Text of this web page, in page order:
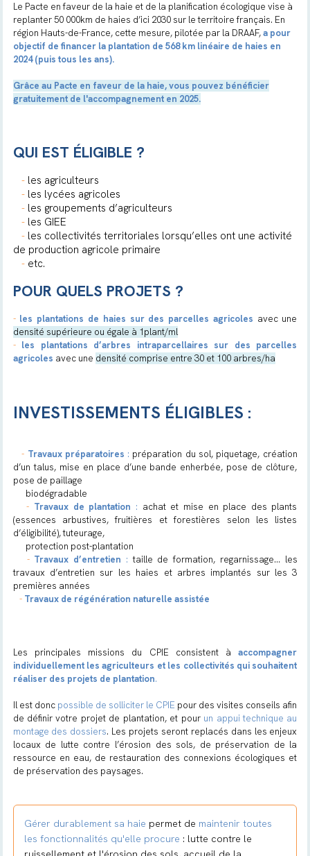
Le Pacte en faveur de la haie et de la planification écologique vise à
replanter 50 000km de haies d’ici 2030 sur le territoire français. En
région Hauts-de-France, cette mesure, pilotée par la DRAAF, a pour
objectif de financer la plantation de 568 km linéaire de haies en
2024 (puis tous les ans).
Grâce au Pacte en faveur de la haie, vous pouvez bénéficier
gratuitement de l'accompagnement en 2025.
QUI EST ÉLIGIBLE ?
-les agriculteurs
-les lycées agricoles
-les groupements d’agriculteurs
- les GIEE
-les collectivités territoriales lorsqu’elles ont une activité
de production agricole primaire
-etc.
POUR QUELS PROJETS ?
- les plantations de haies sur des parcelles agricoles avec une
densité supérieure ou égale à 1plant/ml
- les plantations d’arbres intraparcellaires sur des parcelles
agricoles avec une densité comprise entre 30 et 100 arbres/ha
INVESTISSEMENTS ÉLIGIBLES :
- Travaux préparatoires : préparation du sol, piquetage, création
d’un talus, mise en place d’une bande enherbée, pose de clôture,
pose de paillage
biodégradable
- Travaux de plantation : achat et mise en place des plants
(essences arbustives, fruitières et forestières selon les listes
d’éligibilité), tuteurage,
protection post-plantation
- Travaux d’entretien : taille de formation, regarnissage… les
travaux d’entretien sur les haies et arbres implantés sur les 3
premières années
- Travaux de régénération naturelle assistée
Les principales missions du CPIE consistent àaccompagner
individuellement les agriculteurs et les collectivités qui souhaitent
réaliser des projets de plantation.
Il est donc possible de solliciter le CPIE pour des visites conseils afin
de définir votre projet de plantation, et pour un appui technique au
montage des dossiers. Les projets seront replacés dans les enjeux
locaux de lutte contre l’érosion des sols, de préservation de la
ressource en eau, de restauration des connexions écologiques et
de préservation des paysages.
Gérer durablement sa haie permet de maintenir toutes
les fonctionnalités qu'elle procure : lutte contre le